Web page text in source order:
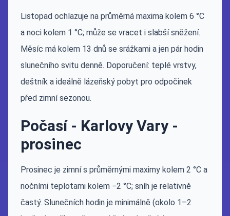
Listopad ochlazuje na průměrná maxima kolem 6 °C
a noci kolem 1 °C; může se vracet i slabší sněžení.
Měsíc má kolem 13 dnů se srážkami a jen pár hodin
slunečního svitu denně. Doporučení: teplé vrstvy,
deštník a ideálně lázeňský pobyt pro odpočinek
před zimní sezonou.
Počasí - Karlovy Vary -
prosinec
Prosinec je zimní s průměrnými maximy kolem 2 °C a
nočními teplotami kolem −2 °C; sníh je relativně
častý. Slunečních hodin je minimálně (okolo 1–2